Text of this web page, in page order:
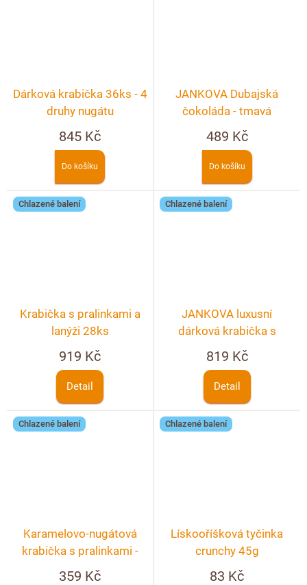
Dárková krabička 36ks - 4
druhy nugátu
845 Kč
Do košíku
JANKOVA Dubajská
čokoláda - tmavá
489 Kč
Do košíku
Chlazené balení
Krabička s pralinkami a
lanýži 28ks
919 Kč
Detail
Chlazené balení
JANKOVA luxusní
dárková krabička s
věnováním
819 Kč
Detail
Chlazené balení
Karamelovo-nugátová
krabička s pralinkami -
359 Kč
Chlazené balení
Lískooříšková tyčinka
crunchy 45g
83 Kč